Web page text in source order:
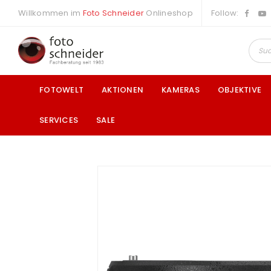
Willkommen im Foto Schneider Onlineshop Follow:
FOTOWELT AKTIONEN KAMERAS OBJEKTIVE
SERVICES SALE